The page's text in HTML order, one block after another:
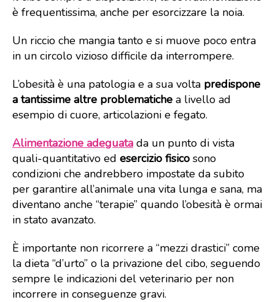
è frequentissima, anche per esorcizzare la noia.
Un riccio che mangia tanto e si muove poco entra
in un circolo vizioso difficile da interrompere.
L’obesità è una patologia e a sua volta predispone
a tantissime altre problematiche a livello ad
esempio di cuore, articolazioni e fegato.
Alimentazione adeguata da un punto di vista
quali-quantitativo ed esercizio fisico sono
condizioni che andrebbero impostate da subito
per garantire all’animale una vita lunga e sana, ma
diventano anche “terapie” quando l’obesità è ormai
in stato avanzato.
È importante non ricorrere a “mezzi drastici” come
la dieta “d’urto” o la privazione del cibo, seguendo
sempre le indicazioni del veterinario per non
incorrere in conseguenze gravi.